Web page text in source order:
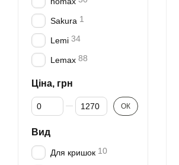
Sakura 1
Lemi 34
Lemax 88
Ціна, грн
Від Ціна, грн
До Ціна, грн ОК
Вид
Для кришок 10